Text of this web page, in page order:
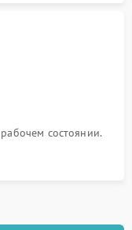
состоянии.